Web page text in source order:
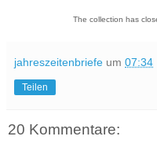
The collection has
jahreszeitenbriefe um 07:34
Teilen
20 Kommentare: